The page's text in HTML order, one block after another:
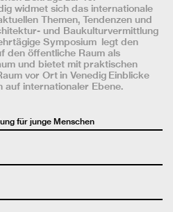
widmet sich das internationale
Themen, Tendenzen und
und Baukulturvermittlung
Symposium legt den
den öffentliche Raum als
und bietet mit praktischen
vor Ort in Venedig Einblicke
auf internationaler Ebene.
für junge Menschen